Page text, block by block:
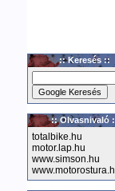
:: Keresés ::
:: Olvasnivaló
totalbike.hu
motor.lap.hu
www.simson.hu